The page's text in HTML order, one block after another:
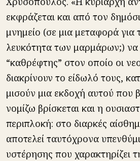
εκφράζεται και από τον
μνημείο (σε μια μεταφορά για
λευκότητα των μαρμάρων;) να
“καθρέφτης” στον οποίο οι
διακρίνουν το είδωλό τους,
μισούν μια εκδοχή αυτού που
νομίζω βρίσκεται και η
περιπλοκή: στο διαρκές
αποτελεί ταυτόχρονα
υστέρησης που χαρακτηρίζει